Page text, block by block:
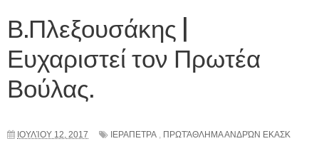
Β.Πλεξουσάκης |
Ευχαριστεί τον Πρωτέα
Βούλας.
ΙΟΥΛΊΟΥ 12, 2017 ΙΕΡΑΠΕΤΡΑ , ΠΡΩΤΆΘΛΗΜΑ ΑΝΔΡΏΝ ΕΚΑΣΚ